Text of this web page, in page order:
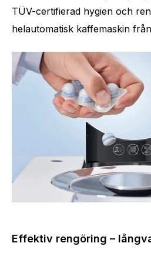
TÜV-certifierad hygien och
helautomatisk kaffemaskin
Effektiv rengöring –